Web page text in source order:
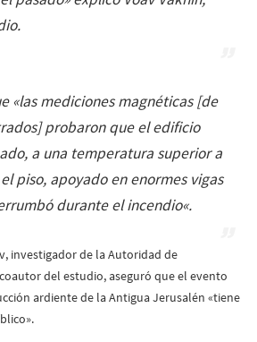
«las mediciones magnéticas [de
probaron que el edificio
a una temperatura superior a
piso, apoyado en enormes vigas
durante el incendio«.
investigador de la Autoridad de
del estudio, aseguró que el evento
ardiente de la Antigua Jerusalén «tiene